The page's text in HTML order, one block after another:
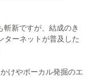
新ですが、結成のき
ターネットが普及した
けやボーカル発掘のエ